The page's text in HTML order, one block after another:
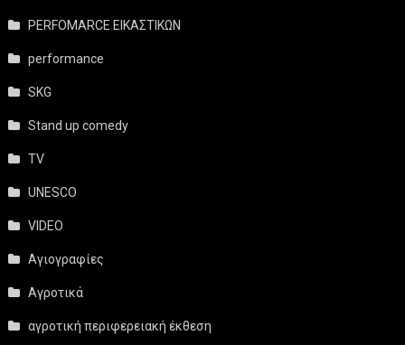
PERFOMARCE ΕΙΚΑΣΤΙΚΩΝ
performance
SKG
Stand up comedy
TV
UNESCO
VIDEO
Αγιογραφίες
Αγροτικά
αγροτική περιφερειακή έκθεση